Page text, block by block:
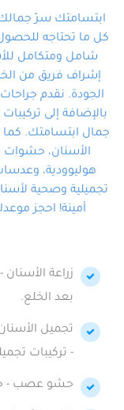
ابتسامتك سرّ جمالك
كل ما تحتاجه
شامل ومتكامل
إشراف فريق من
الجودة. نقدم
بالإضافة إلى
جمال ابتسامتك. كما
الأسنان، حشوات
هوليوودية،
تجميلية وصحية
أمينة! احجز
زراعة
بعد الخلع.
تجميل
- تركيبات
حشو عصب -